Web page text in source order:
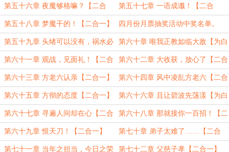
一】
第五十六章 夜魔够格嘛？【二合
一】
第五十七章 一语成谶！【二合
一！】
第五十八章 梦魔干的！【二合一】 四月份月票抽奖活动中奖名单。
第五十九章 头绪可以没有，祸水必
须东流！【二合一！】
第六十章 唯我正教如临大敌【为白
银盟主神仙哥哥123加更3、4】
第六十一章 观战，见面礼！【二合
一】
第六十二章 大收获，放心了【二合
一】
第六十三章 方老六认亲【二合一】 第六十四章 风中凌乱方老六【二合
一】
第六十五章 方彻的态度【二合一】 第六十六章 且让碧波先荡漾【为白
银盟主神仙哥哥123加更5、6】
第六十七章 寻遍人间却在心【二合
一】
第六十八章 那就接你一百招！【二
合一！】
第六十九章 恨天刀！【二合一】 第七十章 弟子太难了……【二合
一】
第七十一章 当年之担当，今日之荣 第七十二章 父慈子孝【二合一】